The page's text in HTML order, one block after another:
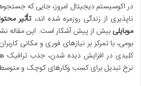
در اکوسیستم دیجیتال امروز، جایی که
ناپذیری از زندگی روزمره شده اند، تأثیر
موبایلی بیش از پیش آشکار است. این مقاله
بومی، با تمرکز بر نیازهای فوری و مکانی
کلیدی در افزایش دیده شدن، جذب ترافیک
نرخ تبدیل برای کسب وکارهای کوچک و متوسط